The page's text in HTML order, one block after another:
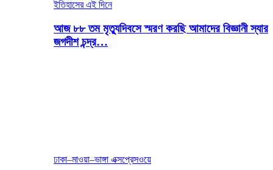
ইতিহাসের এই দিনে
আজ ৮৮ তম মৃত্যুদিবসে স্মরণ করছি আমাদের বিজ্ঞানী স্যার
জগদীশ চন্দ্র…
ঢাকা–মাওয়া–ভাঙ্গা এক্সপ্রেসওয়ে